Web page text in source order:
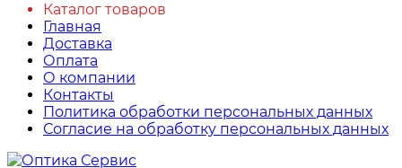
Каталог товаров
Главная
Доставка
Оплата
О компании
Контакты
Политика обработки персональных данных
Согласие на обработку персональных данных